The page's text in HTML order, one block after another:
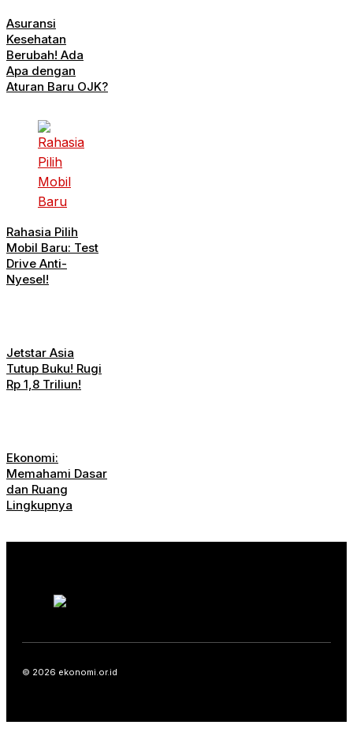
Asuransi
Kesehatan
Berubah! Ada
Apa dengan
Aturan Baru OJK?
Rahasia Pilih
Mobil Baru: Test
Drive Anti-
Nyesel!
Jetstar Asia
Tutup Buku! Rugi
Rp 1,8 Triliun!
Ekonomi:
Memahami Dasar
dan Ruang
Lingkupnya
© 2026 ekonomi.or.id